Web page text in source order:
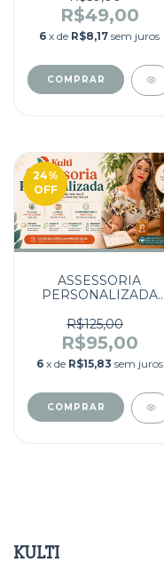
R$49,00
6 x de R$8,17 sem juros
24%
OFF
ASSESSORIA
PERSONALIZADA
R$125,00
R$95,00
6 x de R$15,83 sem juros
KULTI